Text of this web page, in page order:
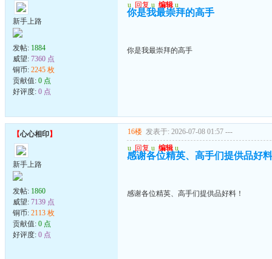
新手上路
发帖: 1884
威望: 7360 点
铜币: 2245 枚
贡献值: 0 点
好评度: 0 点
u 回复 u 编辑 u
你是我最崇拜的高手
你是我最崇拜的高手
【心心相印】
新手上路
发帖: 1860
威望: 7139 点
铜币: 2113 枚
贡献值: 0 点
好评度: 0 点
16楼 发表于: 2026-07-08 01:57 ---
u 回复 u 编辑 u
感谢各位精英、高手们提供品好
感谢各位精英、高手们提供品好料！